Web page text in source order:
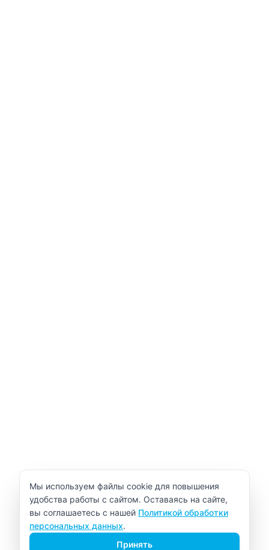
Уведомление об использовании cookie
Мы используем файлы cookie для повышения
удобства работы с сайтом. Оставаясь на сайте,
вы соглашаетесь с нашей Политикой обработки
персональных данных.
Принять